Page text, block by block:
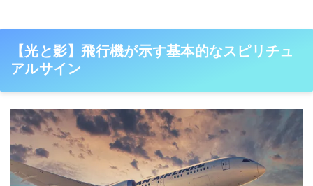
【光と影】飛行機が示す基本的なスピリチュ
アルサイン